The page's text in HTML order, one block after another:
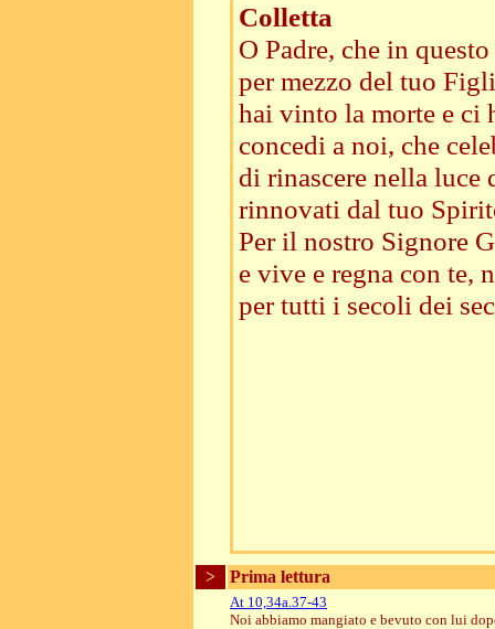
Colletta
O Padre, che in
per mezzo del tuo
hai vinto la morte e ci
concedi a noi, che
di rinascere nella luce
rinnovati dal tuo
Per il nostro Signore
e vive e regna con te,
per tutti i secoli dei
> Prima lettura
At 10,34a.37-43
Noi abbiamo mangiato e bevuto con lui